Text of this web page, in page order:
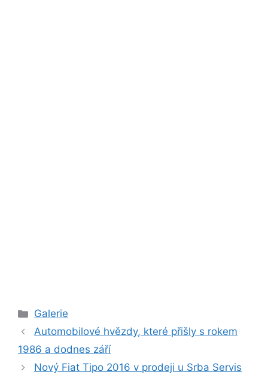
Rubriky
Galerie
Automobilové hvězdy, které přišly s rokem
1986 a dodnes září
Nový Fiat Tipo 2016 v prodeji u Srba Servis